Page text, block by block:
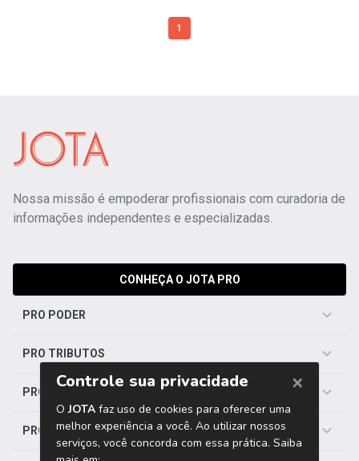
1
Nossa missão é empoderar profissionais com curadoria de
informações independentes e especializadas.
CONHEÇA O JOTA PRO
PRO PODER
PRO TRIBUTOS
PRO TRABALHISTA
PRO SAÚDE